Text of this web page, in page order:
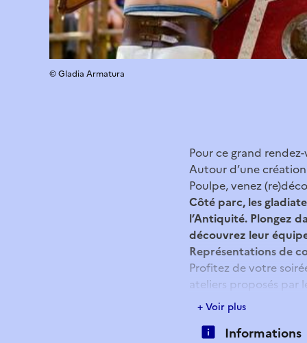
© Gladia Armatura
Pour ce grand
Autour d’une
Poulpe, venez
Côté parc, les
l’Antiquité. Plongez
découvrez leur
Représentations de
Profitez de votre
ateliers proposés par
découvrir le parc en
Pater Familias !
+ Voir plus
Informations